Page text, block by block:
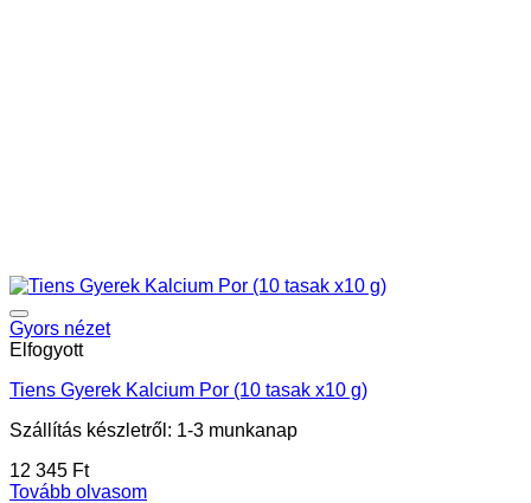
Gyors nézet
Elfogyott
Tiens Gyerek Kalcium Por (10 tasak x10 g)
Szállítás készletről: 1-3 munkanap
12 345 Ft
Tovább olvasom